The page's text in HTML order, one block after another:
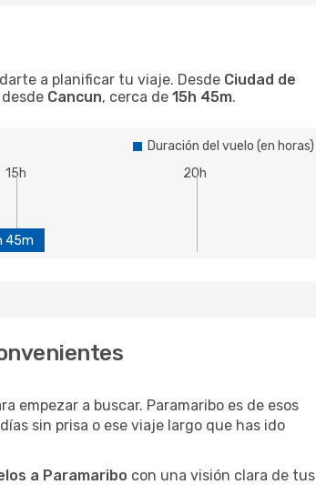
a planificar tu viaje. Desde Ciudad de
desde Cancun, cerca de 15h 45m.
Duración del vuelo (en horas)
15h
20h
45m
empezar a buscar. Paramaribo es de esos
sin prisa o ese viaje largo que has ido
a Paramaribo con una visión clara de tus